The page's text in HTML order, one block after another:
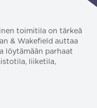
toimitila on tärkeä
& Wakefield auttaa
löytämään parhaat
liiketila,